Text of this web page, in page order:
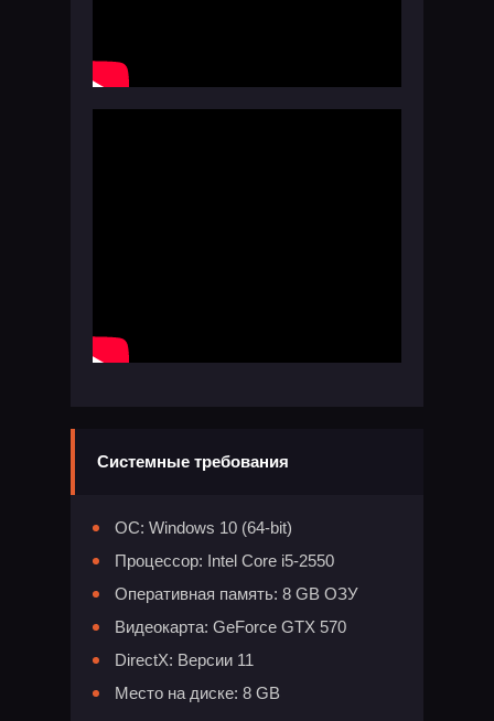
Системные требования
ОС: Windows 10 (64-bit)
Процессор: Intel Core i5-2550
Оперативная память: 8 GB ОЗУ
Видеокарта: GeForce GTX 570
DirectX: Версии 11
Место на диске: 8 GB